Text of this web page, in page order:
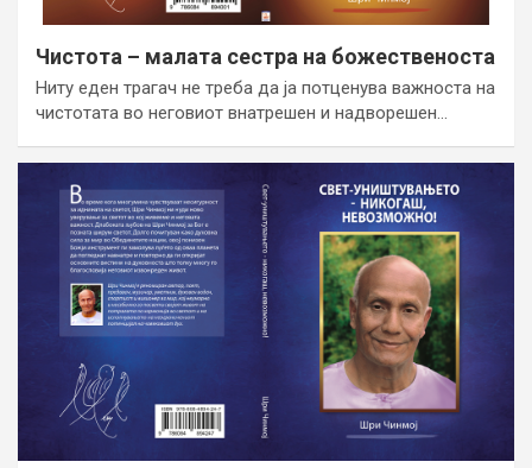
Чистота – малата сестра на божественоста
Ниту еден трагач не треба да ја потценува важноста на
чистотата во неговиот внатрешен и надворешен…